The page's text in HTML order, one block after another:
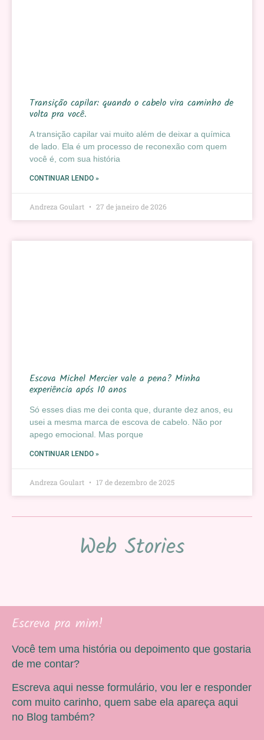
Transição capilar: quando o cabelo vira caminho de
volta pra você.
A transição capilar vai muito além de deixar a química
de lado. Ela é um processo de reconexão com quem
você é, com sua história
CONTINUAR LENDO »
Andreza Goulart 27 de janeiro de 2026
Escova Michel Mercier vale a pena? Minha
experiência após 10 anos
Só esses dias me dei conta que, durante dez anos, eu
usei a mesma marca de escova de cabelo. Não por
apego emocional. Mas porque
CONTINUAR LENDO »
Andreza Goulart 17 de dezembro de 2025
Web Stories
Escreva pra mim!
Você tem uma história ou depoimento que gostaria
de me contar?
Escreva aqui nesse formulário, vou ler e responder
com muito carinho, quem sabe ela apareça aqui
no Blog também?